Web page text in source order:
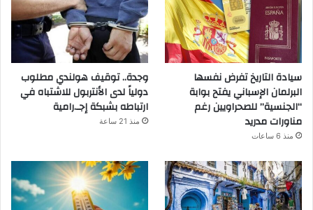
سيادة التاريخ تفرض نفسها
البرلمان الإسباني يفتح بوابة
“الجنسية” للصحراويين رغم
مناورات مدريد
منذ 6 ساعات
وجدة.. توقيف هولندي مطلوب
دولياً لدى الأنتربول للاشتباه في
ارتباطه بشبكة إجـ.رامية
منذ 21 ساعة